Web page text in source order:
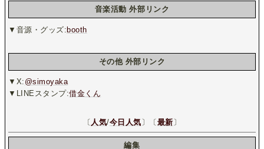
音楽活動 外部リンク
▼音源・グッズ:booth
その他 外部リンク
▼X: @simoyaka
▼LINEスタンプ:借金くん
〔 人気/今日人気 〕〔 最新 〕
編集